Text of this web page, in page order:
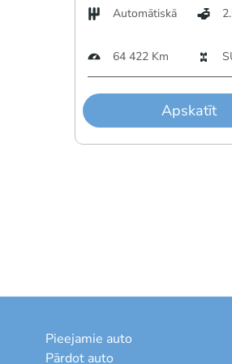
Automātiskā
64 422 Km
Apskatīt
Pieejamie auto
Pārdot auto